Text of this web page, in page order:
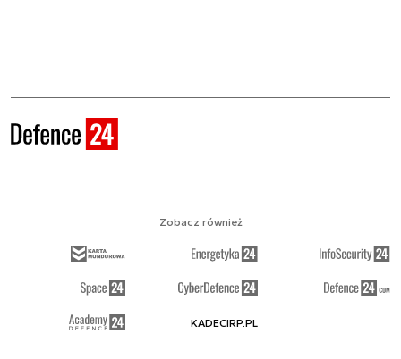
Zobacz również
KADECIRP.PL